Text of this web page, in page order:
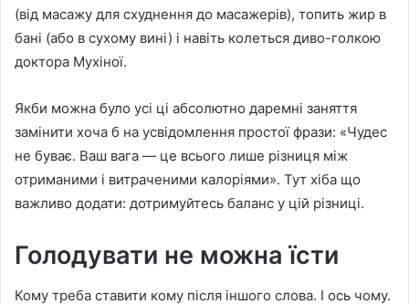
(від масажу для схуднення до масажерів), топить жир в
бані (або в сухому вині) і навіть колеться диво-голкою
доктора Мухіної.
Якби можна було усі ці абсолютно даремні заняття
замінити хоча б на усвідомлення простої фрази: «Чудес
не буває. Ваш вага — це всього лише різниця між
отриманими і витраченими калоріями». Тут хіба що
важливо додати: дотримуйтесь баланс у цій різниці.
Голодувати не можна їсти
Кому треба ставити кому після іншого слова. І ось чому.